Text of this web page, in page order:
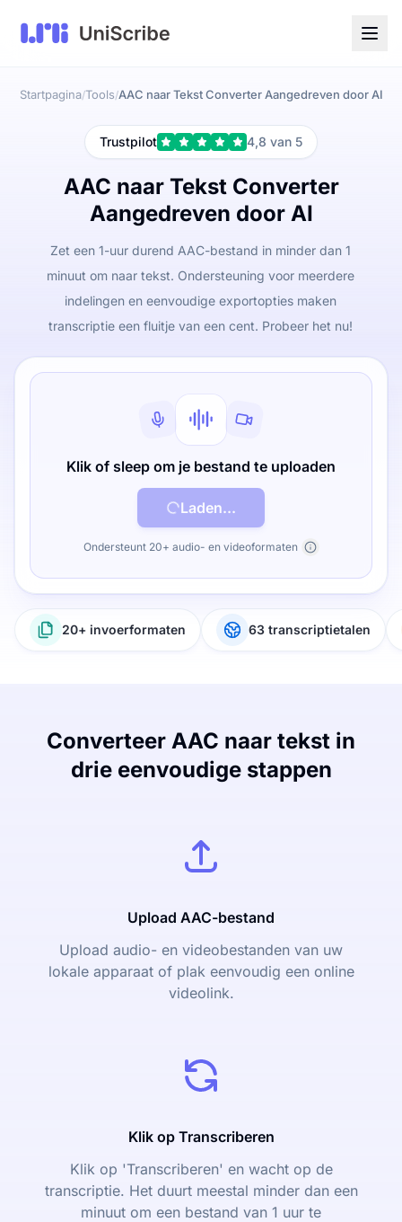
Startpagina/Tools/AAC naar Tekst Converter Aangedreven door AI
Trustpilot 4,8 van 5
AAC naar Tekst Converter
Aangedreven door AI
Zet een 1-uur durend AAC-bestand in minder dan 1
minuut om naar tekst. Ondersteuning voor meerdere
indelingen en eenvoudige exportopties maken
transcriptie een fluitje van een cent. Probeer het nu!
Klik of sleep om je bestand te uploaden
Laden...
Ondersteunt 20+ audio- en videoformaten
20+ invoerformaten 63 transcriptietalen
Converteer AAC naar tekst in
drie eenvoudige stappen
Upload AAC-bestand
Upload audio- en videobestanden van uw
lokale apparaat of plak eenvoudig een online
videolink.
Klik op Transcriberen
Klik op 'Transcriberen' en wacht op de
transcriptie. Het duurt meestal minder dan een
minuut om een bestand van 1 uur te